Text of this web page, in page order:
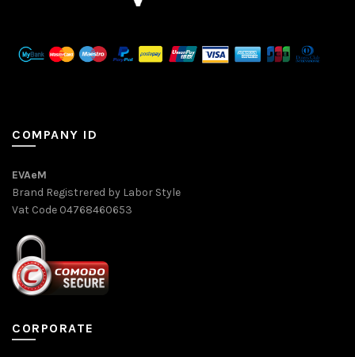
COMPANY ID
EVAeM
Brand Registrered by Labor Style
Vat Code 04768460653
CORPORATE